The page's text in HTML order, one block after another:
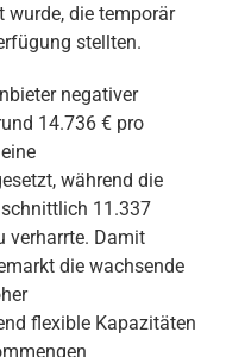
die temporär
stellten.
negativer
14.736 € pro
während die
11.337
verharrte. Damit
die wachsende
flexible Kapazitäten